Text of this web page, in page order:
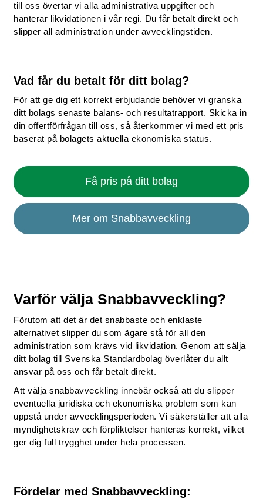
till oss övertar vi alla administrativa uppgifter och
hanterar likvidationen i vår regi. Du får betalt direkt och
slipper all administration under avvecklingstiden.
Vad får du betalt för ditt bolag?
För att ge dig ett korrekt erbjudande behöver vi granska
ditt bolags senaste balans- och resultatrapport. Skicka in
din offertförfrågan till oss, så återkommer vi med ett pris
baserat på bolagets aktuella ekonomiska status.
Få pris på ditt bolag
Mer om Snabbavveckling
Varför välja Snabbavveckling?
Förutom att det är det snabbaste och enklaste
alternativet slipper du som ägare stå för all den
administration som krävs vid likvidation. Genom att sälja
ditt bolag till Svenska Standardbolag överlåter du allt
ansvar på oss och får betalt direkt.
Att välja snabbavveckling innebär också att du slipper
eventuella juridiska och ekonomiska problem som kan
uppstå under avvecklingsperioden. Vi säkerställer att alla
myndighetskrav och förpliktelser hanteras korrekt, vilket
ger dig full trygghet under hela processen.
Fördelar med Snabbavveckling: